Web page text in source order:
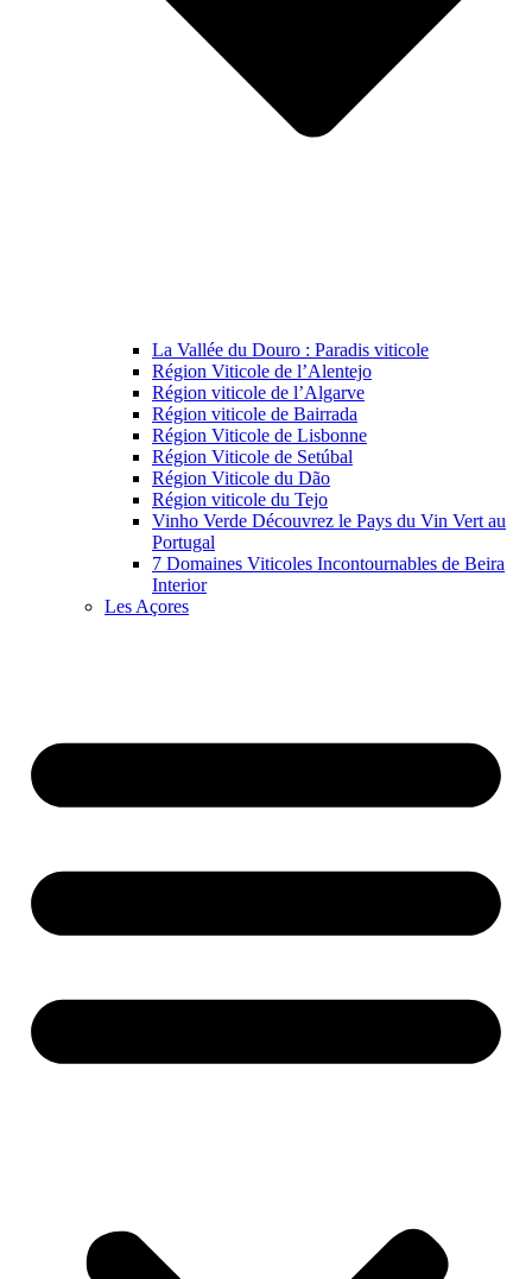
La Vallée du Douro : Paradis viticole
Région Viticole de l’Alentejo
Région viticole de l’Algarve
Région viticole de Bairrada
Région Viticole de Lisbonne
Région Viticole de Setúbal
Région Viticole du Dão
Région viticole du Tejo
Vinho Verde Découvrez le Pays du Vin Vert au
Portugal
7 Domaines Viticoles Incontournables de Beira
Interior
Les Açores